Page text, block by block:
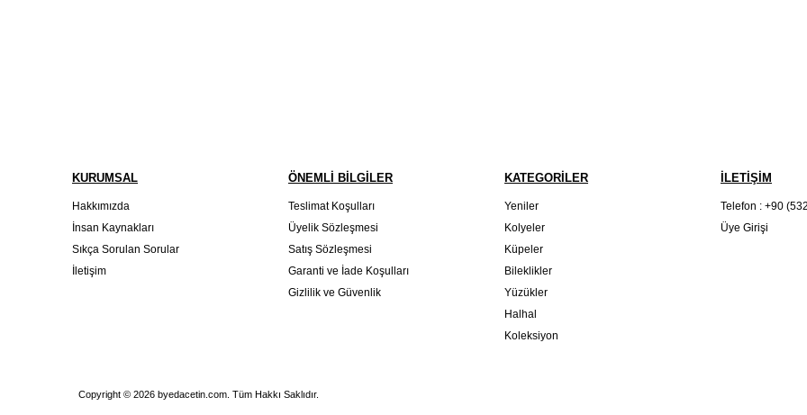
KURUMSAL
Hakkımızda
İnsan Kaynakları
Sıkça Sorulan Sorular
İletişim
ÖNEMLİ BİLGİLER
Teslimat Koşulları
Üyelik Sözleşmesi
Satış Sözleşmesi
Garanti ve İade Koşulları
Gizlilik ve Güvenlik
KATEGORİLER
Yeniler
Kolyeler
Küpeler
Bileklikler
Yüzükler
Halhal
Koleksiyon
İLETİŞİM
Telefon : +90
Üye Girişi
Copyright © 2026 byedacetin.com. Tüm Hakkı Saklıdır.